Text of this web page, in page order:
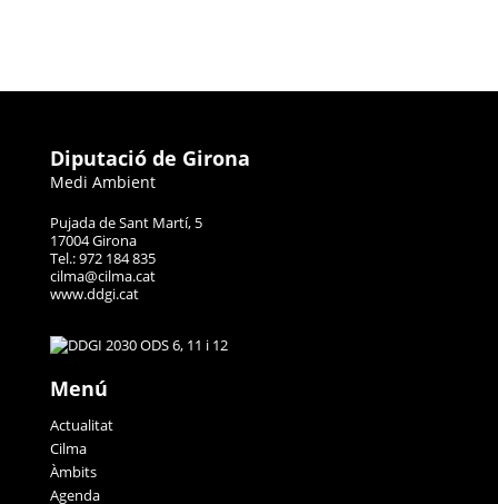
Diputació de Girona
Medi Ambient
Pujada de Sant Martí, 5
17004 Girona
Tel.: 972 184 835
cilma@cilma.cat
www.ddgi.cat
Menú
Actualitat
Cilma
Àmbits
Agenda